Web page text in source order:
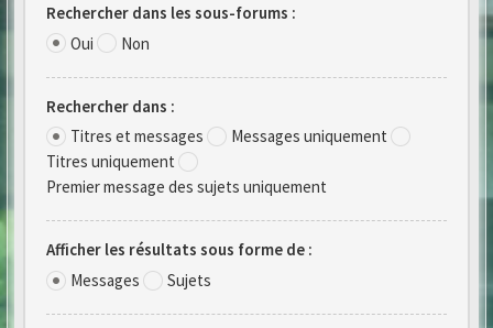
Rechercher dans les sous-forums :
Oui
Non
Rechercher dans :
Titres et messages
Messages uniquement
Titres uniquement
Premier message des sujets uniquement
Afficher les résultats sous forme de :
Messages
Sujets